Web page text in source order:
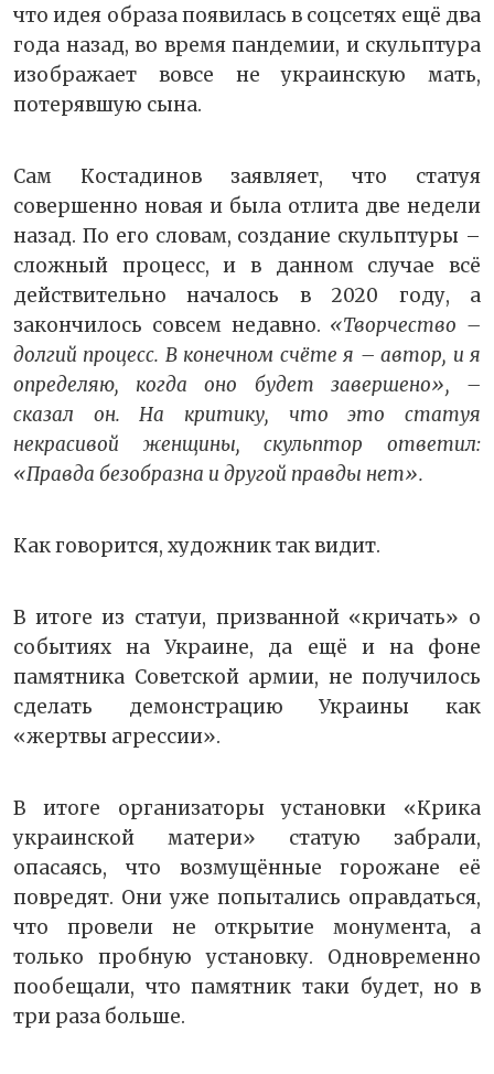
что идея образа появилась в соцсетях ещё два
года назад, во время пандемии, и скульптура
изображает вовсе не украинскую мать,
потерявшую сына.
Сам Костадинов заявляет, что статуя
совершенно новая и была отлита две недели
назад. По его словам, создание скульптуры –
сложный процесс, и в данном случае всё
действительно началось в 2020 году, а
закончилось совсем недавно. «Творчество –
долгий процесс. В конечном счёте я – автор, и я
определяю, когда оно будет завершено», –
сказал он. На критику, что это статуя
некрасивой женщины, скульптор ответил:
«Правда безобразна и другой правды нет».
Как говорится, художник так видит.
В итоге из статуи, призванной «кричать» о
событиях на Украине, да ещё и на фоне
памятника Советской армии, не получилось
сделать демонстрацию Украины как
«жертвы агрессии».
В итоге организаторы установки «Крика
украинской матери» статую забрали,
опасаясь, что возмущённые горожане её
повредят. Они уже попытались оправдаться,
что провели не открытие монумента, а
только пробную установку. Одновременно
пообещали, что памятник таки будет, но в
три раза больше.